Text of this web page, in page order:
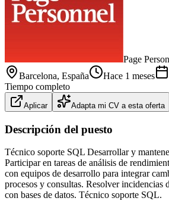
Page
Barcelona, España Hace 1 meses
Tiempo completo
Aplicar Adapta mi CV a esta oferta
Descripción del puesto
Técnico soporte SQL Desarrollar y
Participar en tareas de análisis de
con equipos de desarrollo para integrar
procesos y consultas. Resolver incidencias
con bases de datos. Técnico soporte SQL.